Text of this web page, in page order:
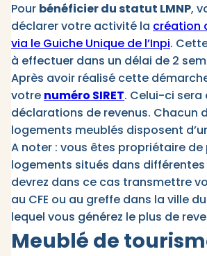
Pour bénéficier du statut LMNP,
déclarer votre activité la création
via le Guiche Unique de l’Inpi.
à effectuer dans un délai de 2
Après avoir réalisé cette
votre numéro SIRET. Celui-ci sera
déclarations de revenus. Chacun
logements meublés disposent
A noter : vous êtes propriétaire de
logements situés dans différentes
devrez dans ce cas transmettre
au CFE ou au greffe dans la ville
lequel vous générez le plus de
Meublé de